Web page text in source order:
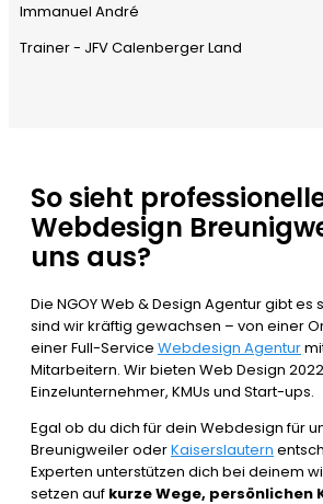
Immanuel André
Trainer - JFV Calenberger Land
So sieht
Webdesign
uns aus?
Die NGOY Web & Design Agentur gibt es
sind wir kräftig gewachsen – von einer
einer Full-Service Webdesign Agentur
Mitarbeitern. Wir bieten Web Design
Einzelunternehmer, KMUs und Start-ups.
Egal ob du dich für dein Webdesign für
Breunigweiler oderKaiserslautern
Experten unterstützen dich bei deinem
setzen auf kurze Wege, persönlichen